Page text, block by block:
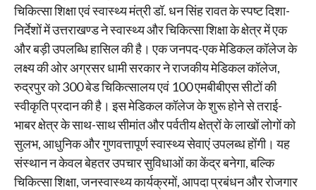
चिकित्सा शिक्षा एवं स्वास्थ्य मंत्री डॉ. धन सिंह रावत के स्पष्ट दिशा-
निर्देशों में उत्तराखण्ड ने स्वास्थ्य और चिकित्सा शिक्षा के क्षेत्र में एक
और बड़ी उपलब्धि हासिल की है। एक जनपद-एक मेडिकल कॉलेज के
लक्ष्य की ओर अग्रसर धामी सरकार ने राजकीय मेडिकल कॉलेज,
रुद्रपुर को 300 बेड चिकित्सालय एवं 100 एमबीबीएस सीटों की
स्वीकृति प्रदान की है। इस मेडिकल कॉलेज के शुरू होने से तराई-
भाबर क्षेत्र के साथ-साथ सीमांत और पर्वतीय क्षेत्रों के लाखों लोगों को
सुलभ, आधुनिक और गुणवत्तापूर्ण स्वास्थ्य सेवाएं उपलब्ध होंगी। यह
संस्थान न केवल बेहतर उपचार सुविधाओं का केंद्र बनेगा, बल्कि
चिकित्सा शिक्षा, जनस्वास्थ्य कार्यक्रमों, आपदा प्रबंधन और रोजगार